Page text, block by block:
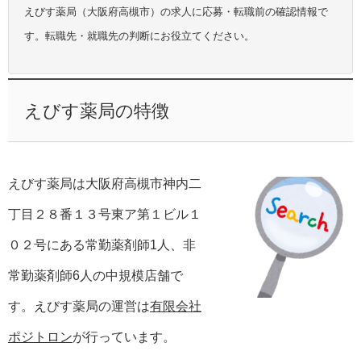
えびす薬局（大阪府高槻市）の求人に応募・転職前の確認情報で
す。転職先・就職先の判断にお役立てください。
えびす薬局の特徴
えびす薬局は大阪府高槻市神内二
丁目２８番１３号東ア第１ビル１
０２号にある常勤薬剤師1人、非
常勤薬剤師6人の中規模店舗で
す。えびす薬局の運営は有限会社
ポジトロンが行っています。